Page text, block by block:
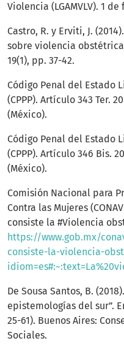
Violencia (LGAMVLV). 1
Castro, R. y Erviti, J.
sobre violencia obstétrica
19(1), pp. 37-42.
Código Penal del Estado
(CPPP). Artículo 343 Ter.
(México).
Código Penal del Estado
(CPPP). Artículo 346 Bis.
(México).
Comisión Nacional para
Contra las Mujeres
consiste la #Violencia
https://www.gob.mx/
consiste-la-violencia-
De Sousa Santos, B.
epistemologías del sur”.
25-61). Buenos Aires:
Sociales.